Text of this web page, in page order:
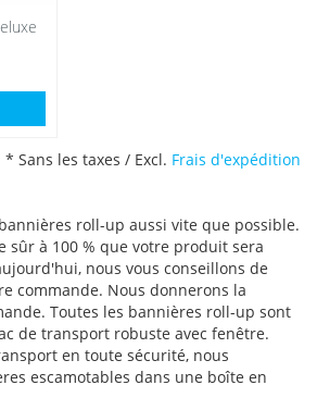
* Sans les taxes / Excl. Frais d'expédition
roll-up aussi vite que possible.
sûr à 100 % que votre produit sera
nous vous conseillons de
commande. Nous donnerons la
Toutes les bannières roll-up sont
de transport robuste avec fenêtre.
en toute sécurité, nous
escamotables dans une boîte en